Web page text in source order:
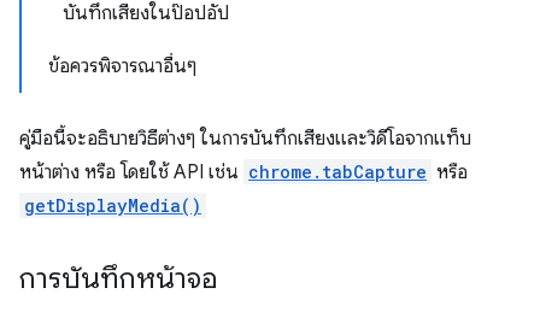
บันทึกเสียงในป๊อปอัป
ข้อควรพิจารณาอื่นๆ
คู่มือนี้จะอธิบายวิธีต่างๆ ในการบันทึกเสียงและวิดีโอจากแท็บ
หน้าต่าง หรือ โดยใช้ API เช่น chrome.tabCapture หรือ
getDisplayMedia()
การบันทึกหน้าจอ